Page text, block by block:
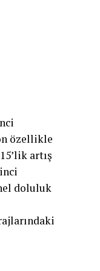
özellikle
artış
doluluk